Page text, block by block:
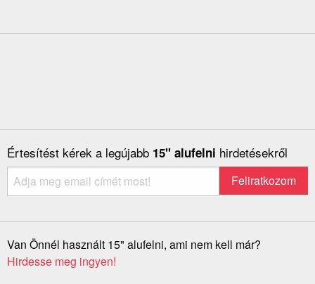
Értesítést kérek a legújabb 15" alufelni hirdetésekről
Van Önnél használt 15" alufelni, ami nem kell már?
Hirdesse meg ingyen!